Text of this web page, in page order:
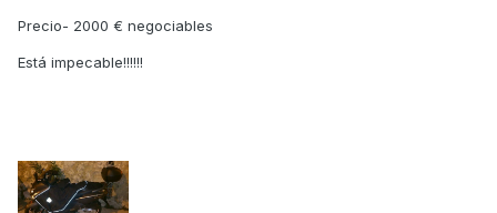
Precio- 2000 € negociables
Está impecable!!!!!!